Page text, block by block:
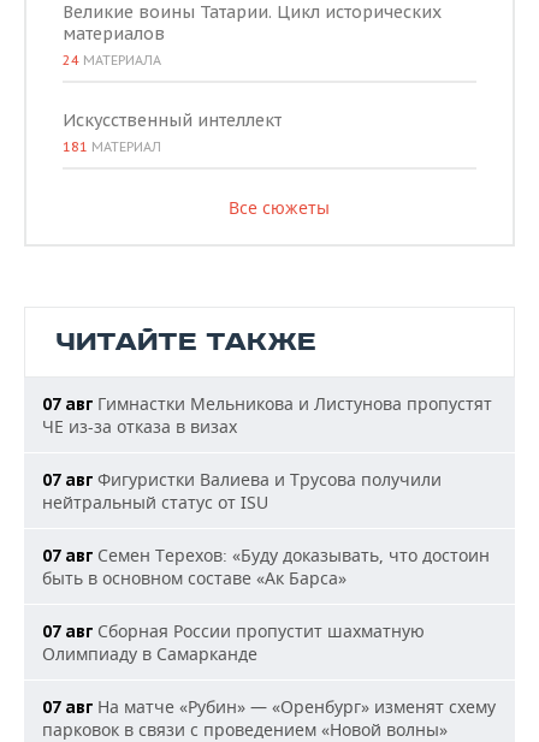
Великие воины Татарии. Цикл исторических
материалов
24 МАТЕРИАЛА
Искусственный интеллект
181 МАТЕРИАЛ
Все сюжеты
ЧИТАЙТЕ ТАКЖЕ
07 авг Гимнастки Мельникова и Листунова пропустят
ЧЕ из-за отказа в визах
07 авг Фигуристки Валиева и Трусова получили
нейтральный статус от ISU
07 авг Семен Терехов: «Буду доказывать, что достоин
быть в основном составе «Ак Барса»
07 авг Сборная России пропустит шахматную
Олимпиаду в Самарканде
07 авг На матче «Рубин» — «Оренбург» изменят схему
парковок в связи с проведением «Новой волны»